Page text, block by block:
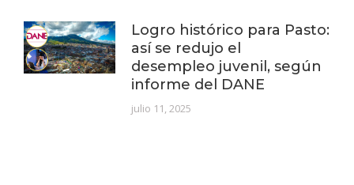
Logro histórico para Pasto:
así se redujo el
desempleo juvenil, según
informe del DANE
julio 11, 2025